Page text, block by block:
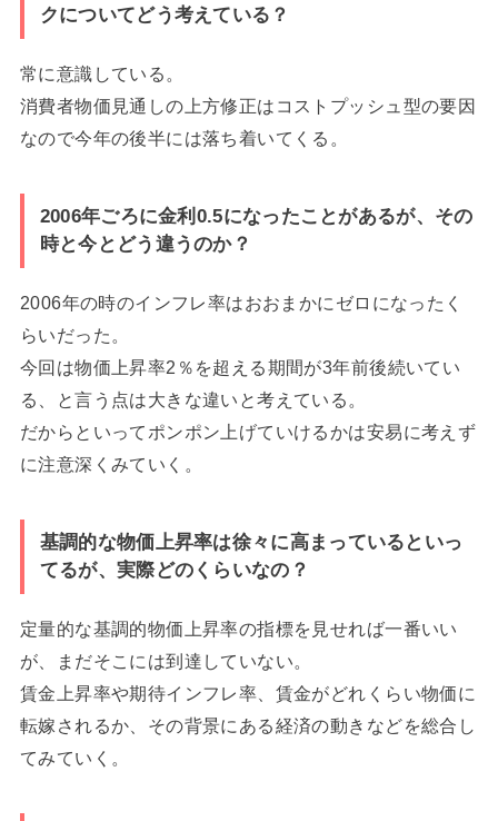
クについてどう考えている？
常に意識している。
消費者物価見通しの上方修正はコストプッシュ型の要因
なので今年の後半には落ち着いてくる。
2006年ごろに金利0.5になったことがあるが、その
時と今とどう違うのか？
2006年の時のインフレ率はおおまかにゼロになったく
らいだった。
今回は物価上昇率2％を超える期間が3年前後続いてい
る、と言う点は大きな違いと考えている。
だからといってポンポン上げていけるかは安易に考えず
に注意深くみていく。
基調的な物価上昇率は徐々に高まっているといっ
てるが、実際どのくらいなの？
定量的な基調的物価上昇率の指標を見せれば一番いい
が、まだそこには到達していない。
賃金上昇率や期待インフレ率、賃金がどれくらい物価に
転嫁されるか、その背景にある経済の動きなどを総合し
てみていく。